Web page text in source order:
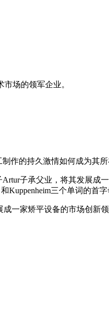
场的领军企业。
作的持久激情如何成为其所
子承父业，将其发展
Kuppenheim三个单词的首字
一家矫平设备的市场创新领